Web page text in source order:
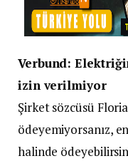
Verbund:
izin verilmiyor
Şirket sözcüsü
ödeyemiyorsanız,
halinde